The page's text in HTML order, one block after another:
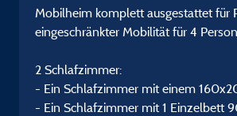
Mobilheim komplett ausgestattet für
eingeschränkter Mobilität für 4
2 Schlafzimmer:
- Ein Schlafzimmer mit einem
- Ein Schlafzimmer mit 1 Einzelbett